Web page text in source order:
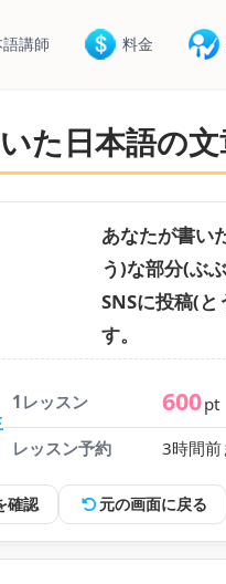
講師 料金
た日本語の
あなたが書い
う)な部分(ぶ
SNSに投稿(
す。
1レッスン 600pt
レッスン予約
3時間前
確認 元の画面に戻る